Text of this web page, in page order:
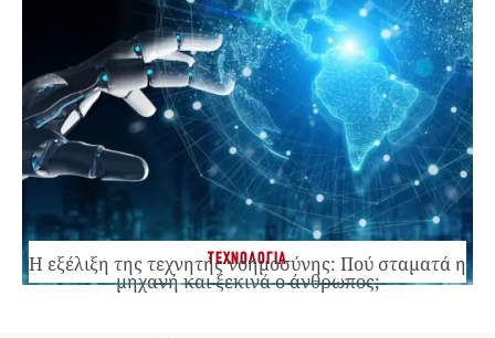
ΤΕΧΝΟΛΟΓΙΑ
Η εξέλιξη της τεχνητής νοημοσύνης: Πού σταματά η
μηχανή και ξεκινά ο άνθρωπος;